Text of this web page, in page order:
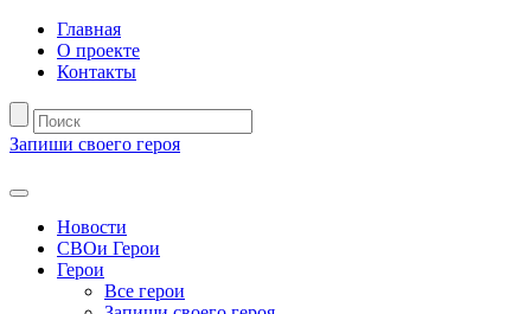
Главная
О проекте
Контакты
Запиши своего героя
Новости
СВОи Герои
Герои
Все герои